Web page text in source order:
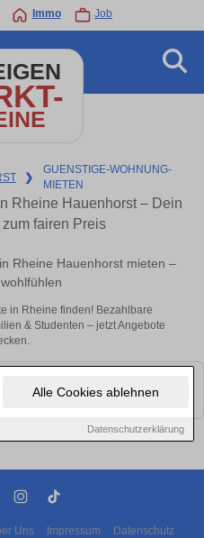
Alle Cookies ablehnen
Datenschutzerklärung
Immo Job
❯
GUENSTIGE-WOHNUNG-
MIETEN
Rheine Hauenhorst – Dein
fairen Preis
Rheine Hauenhorst mieten –
in Rheine finden! Bezahlbare
& Studenten – jetzt Angebote
Objekte finden. Schauen Sie
Uns Impressum Datenschutz